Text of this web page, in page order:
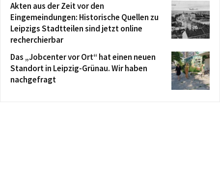
Akten aus der Zeit vor den
Eingemeindungen: Historische Quellen zu
Leipzigs Stadtteilen sind jetzt online
recherchierbar
Das „Jobcenter vor Ort“ hat einen neuen
Standort in Leipzig-Grünau. Wir haben
nachgefragt